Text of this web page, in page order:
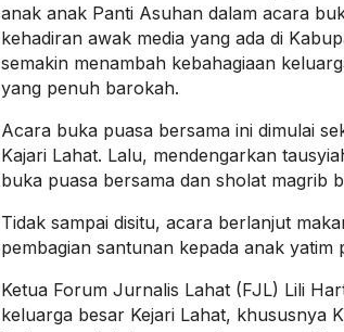
anak anak Panti Asuhan dalam acara
kehadiran awak media yang ada di
semakin menambah kebahagiaan
yang penuh barokah.
Acara buka puasa bersama ini dimulai
Kajari Lahat. Lalu, mendengarkan
buka puasa bersama dan sholat magrib
Tidak sampai disitu, acara berlanjut
pembagian santunan kepada anak yatim
Ketua Forum Jurnalis Lahat (FJL) Lili
keluarga besar Kejari Lahat, khususnya